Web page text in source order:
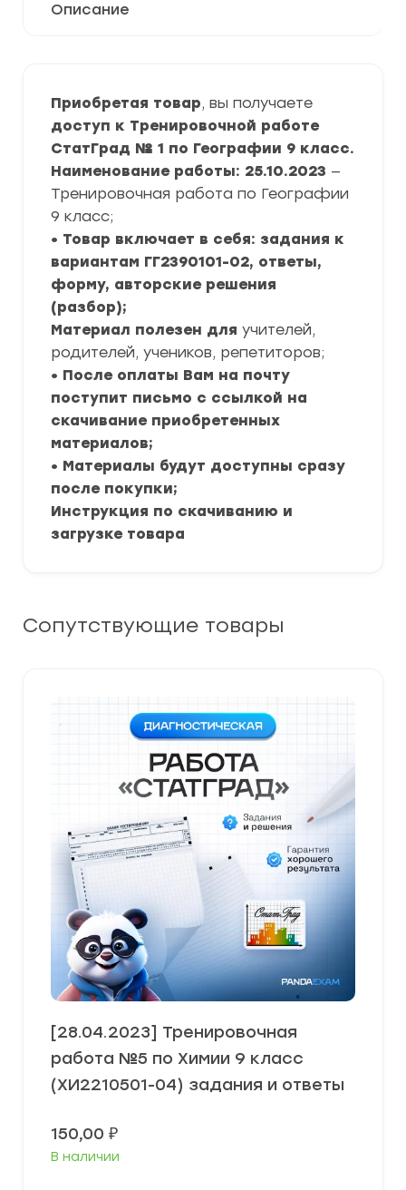
Описание
Приобретая товар, вы получаете
доступ к Тренировочной работе
СтатГрад № 1 по Географии 9 класс.
Наименование работы: 25.10.2023 —
Тренировочная работа по Географии
9 класс;
• Товар включает в себя: задания к
вариантам ГГ2390101-02, ответы,
форму, авторские решения
(разбор);
Материал полезен для учителей,
родителей, учеников, репетиторов;
• После оплаты Вам на почту
поступит письмо с ссылкой на
скачивание приобретенных
материалов;
• Материалы будут доступны сразу
после покупки;
Инструкция по скачиванию и
загрузке товара
Сопутствующие товары
[28.04.2023] Тренировочная
работа №5 по Химии 9 класс
(ХИ2210501-04) задания и ответы
150,00 ₽
В наличии